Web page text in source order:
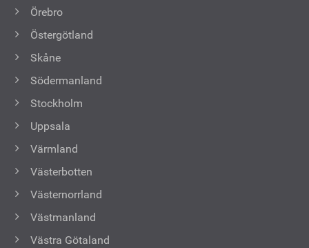
Örebro
Östergötland
Skåne
Södermanland
Stockholm
Uppsala
Värmland
Västerbotten
Västernorrland
Västmanland
Västra Götaland